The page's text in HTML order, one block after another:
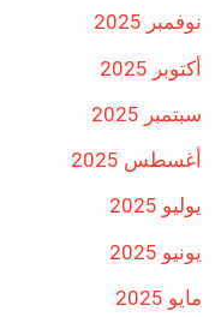
نوفمبر 2025
أكتوبر 2025
سبتمبر 2025
أغسطس 2025
يوليو 2025
يونيو 2025
مايو 2025